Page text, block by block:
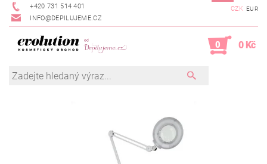
+420 731 514 401
INFO@DEPILUJEME.CZ
CZK EUR
0 0 Kč